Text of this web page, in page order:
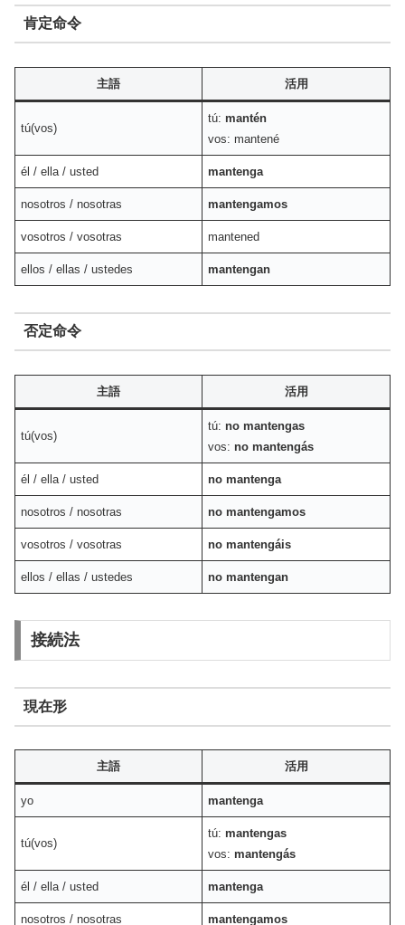
肯定命令
主語 活用
tú(vos)
tú:mantén
vos: mantené
él / ella / usted mantenga
nosotros / nosotras mantengamos
vosotros / vosotras mantened
ellos / ellas / ustedes mantengan
否定命令
主語 活用
tú(vos)
tú:no mantengas
vos:no mantengás
él / ella / usted no mantenga
nosotros / nosotras no mantengamos
vosotros / vosotras no mantengáis
ellos / ellas / ustedes no mantengan
接続法
現在形
主語 活用
yo mantenga
tú(vos)
tú:mantengas
vos:mantengás
él / ella / usted mantenga
nosotros / nosotras mantengamos